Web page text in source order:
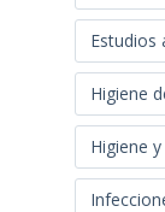
Estudios
Higiene
Higiene